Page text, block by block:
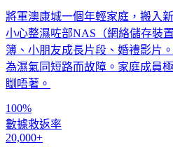
將軍澳康城一個年輕家庭，搬入
小心整濕咗部NAS（網絡儲存裝
簿、小朋友成長片段、婚禮影片
為濕氣同短路而故障。家庭成員
瞓唔著。
100%
數據救返率
20,000+